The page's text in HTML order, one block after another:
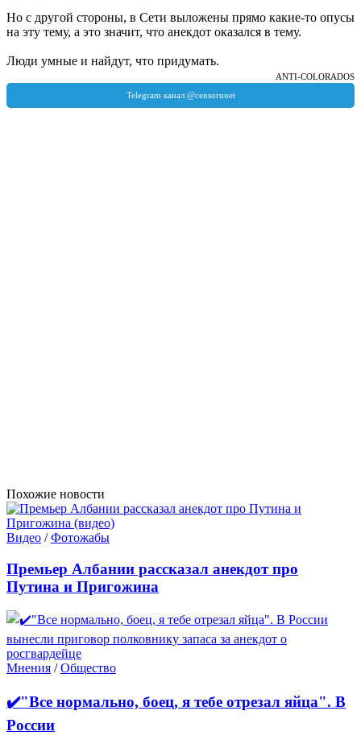
Но с другой стороны, в Сети выложены прямо какие-то опусы
на эту тему, а это значит, что анекдот оказался в тему.
Люди умные и найдут, что придумать.
ANTI-COLORADOS
Похожие новости
Видео /Фотожабы
Премьер Албании рассказал анекдот про
Путина и Пригожина
Мнения /Общество
✔️"Все нормально, боец, я тебе отрезал яйца". В
России